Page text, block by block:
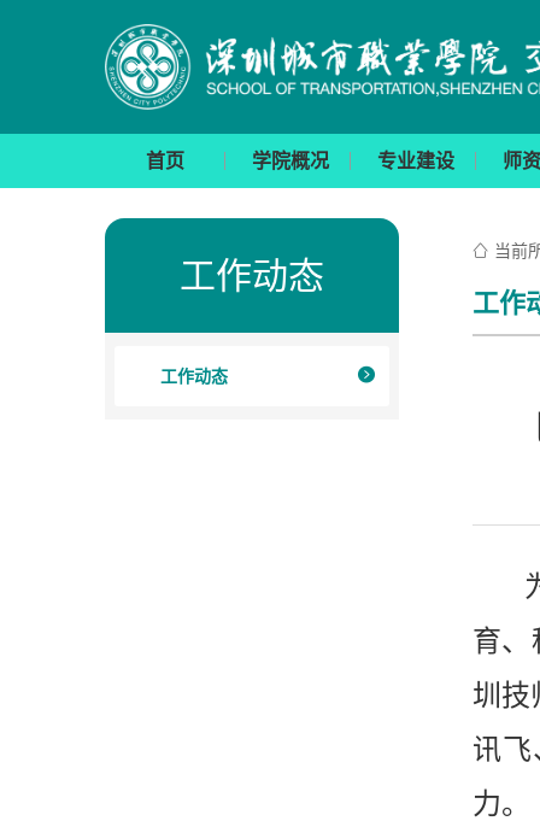
首页 学院概况 专业建设 师
工作动态
工作动态 
 当前
工作
育、
圳技
讯飞
力。